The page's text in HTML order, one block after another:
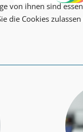
von ihnen sind
die Cookies